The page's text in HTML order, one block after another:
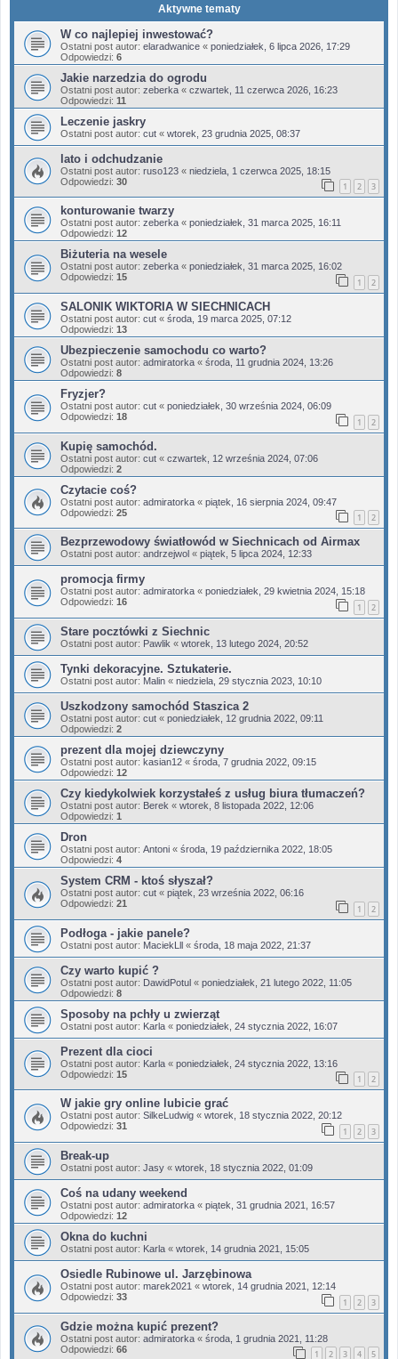
Aktywne tematy
W co najlepiej inwestować?
Ostatni post autor: elaradwanice « poniedziałek, 6 lipca 2026, 17:29
Odpowiedzi: 6
Jakie narzedzia do ogrodu
Ostatni post autor: zeberka « czwartek, 11 czerwca 2026, 16:23
Odpowiedzi: 11
Leczenie jaskry
Ostatni post autor: cut « wtorek, 23 grudnia 2025, 08:37
lato i odchudzanie
Ostatni post autor: ruso123 « niedziela, 1 czerwca 2025, 18:15
Odpowiedzi: 30 1 2 3
konturowanie twarzy
Ostatni post autor: zeberka « poniedziałek, 31 marca 2025, 16:11
Odpowiedzi: 12
Biżuteria na wesele
Ostatni post autor: zeberka « poniedziałek, 31 marca 2025, 16:02
Odpowiedzi: 15 1 2
SALONIK WIKTORIA W SIECHNICACH
Ostatni post autor: cut « środa, 19 marca 2025, 07:12
Odpowiedzi: 13
Ubezpieczenie samochodu co warto?
Ostatni post autor: admiratorka « środa, 11 grudnia 2024, 13:26
Odpowiedzi: 8
Fryzjer?
Ostatni post autor: cut « poniedziałek, 30 września 2024, 06:09
Odpowiedzi: 18 1 2
Kupię samochód.
Ostatni post autor: cut « czwartek, 12 września 2024, 07:06
Odpowiedzi: 2
Czytacie coś?
Ostatni post autor: admiratorka « piątek, 16 sierpnia 2024, 09:47
Odpowiedzi: 25 1 2
Bezprzewodowy światłowód w Siechnicach od Airmax
Ostatni post autor: andrzejwol « piątek, 5 lipca 2024, 12:33
promocja firmy
Ostatni post autor: admiratorka « poniedziałek, 29 kwietnia 2024, 15:18
Odpowiedzi: 16 1 2
Stare pocztówki z Siechnic
Ostatni post autor: Pawlik « wtorek, 13 lutego 2024, 20:52
Tynki dekoracyjne. Sztukaterie.
Ostatni post autor: Malin « niedziela, 29 stycznia 2023, 10:10
Uszkodzony samochód Staszica 2
Ostatni post autor: cut « poniedziałek, 12 grudnia 2022, 09:11
Odpowiedzi: 2
prezent dla mojej dziewczyny
Ostatni post autor: kasian12 « środa, 7 grudnia 2022, 09:15
Odpowiedzi: 12
Czy kiedykolwiek korzystałeś z usług biura tłumaczeń?
Ostatni post autor: Berek « wtorek, 8 listopada 2022, 12:06
Odpowiedzi: 1
Dron
Ostatni post autor: Antoni « środa, 19 października 2022, 18:05
Odpowiedzi: 4
System CRM - ktoś słyszał?
Ostatni post autor: cut « piątek, 23 września 2022, 06:16
Odpowiedzi: 21 1 2
Podłoga - jakie panele?
Ostatni post autor: MaciekLll « środa, 18 maja 2022, 21:37
Czy warto kupić ?
Ostatni post autor: DawidPotul « poniedziałek, 21 lutego 2022, 11:05
Odpowiedzi: 8
Sposoby na pchły u zwierząt
Ostatni post autor: Karla « poniedziałek, 24 stycznia 2022, 16:07
Prezent dla cioci
Ostatni post autor: Karla « poniedziałek, 24 stycznia 2022, 13:16
Odpowiedzi: 15 1 2
W jakie gry online lubicie grać
Ostatni post autor: SilkeLudwig « wtorek, 18 stycznia 2022, 20:12
Odpowiedzi: 31 1 2 3
Break-up
Ostatni post autor: Jasy « wtorek, 18 stycznia 2022, 01:09
Coś na udany weekend
Ostatni post autor: admiratorka « piątek, 31 grudnia 2021, 16:57
Odpowiedzi: 12
Okna do kuchni
Ostatni post autor: Karla « wtorek, 14 grudnia 2021, 15:05
Osiedle Rubinowe ul. Jarzębinowa
Ostatni post autor: marek2021 « wtorek, 14 grudnia 2021, 12:14
Odpowiedzi: 33 1 2 3
Gdzie można kupić prezent?
Ostatni post autor: admiratorka « środa, 1 grudnia 2021, 11:28
Odpowiedzi: 66 1 2 3 4 5